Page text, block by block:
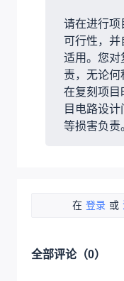
请在进行项
可行性，并
适用。您对
责，无论何
在复刻项目
目电路设
等损害负责
在 登录 或
全部评论（0）